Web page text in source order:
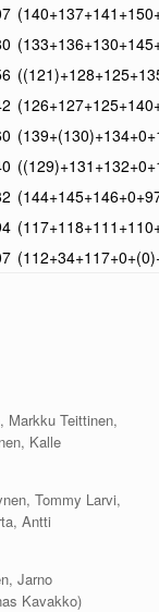
Markku Teittinen,
Kalle
Tommy Larvi,
Antti
Jarno
Kavakko)